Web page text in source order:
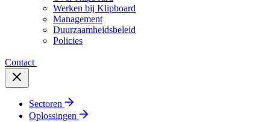
Werken bij Klipboard
Management
Duurzaamheidsbeleid
Policies
Contact
Sectoren
Oplossingen